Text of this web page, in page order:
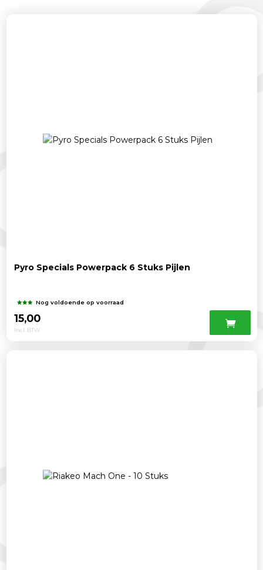
Pyro Specials Powerpack 6 Stuks Pijlen
Nog voldoende op voorraad
15,00
Incl. BTW